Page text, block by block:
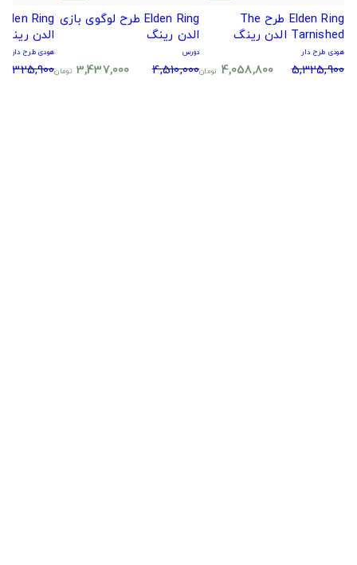
Elden Ring طرح The
Tarnished الدن رینگ
هودی طرح دار
5,325,900
4,058,800 تومان
Elden Ring طرح لوگوی بازی
الدن رینگ
دورس
4,510,000
3,437,000 تومان
الدن رینگ
هودی طرح دار
5,325,900